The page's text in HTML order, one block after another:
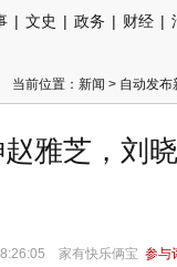
| 文史 | 政务 | 财经 |
当前位置： 新闻 > 自动发布
雅芝，刘
家有快乐俩宝 参与